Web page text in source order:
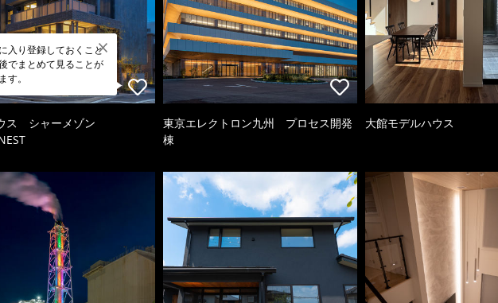
入り登録しておくこと
でまとめて見ることが
す。
ス シャーメゾン
東京エレクトロン九州 プロセス開発
棟
大館モデルハウス